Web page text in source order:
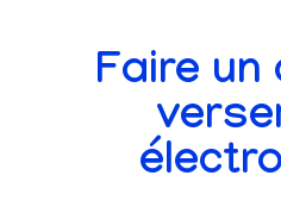
Faire